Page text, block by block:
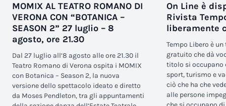
MOMIX AL TEATRO ROMANO DI
VERONA CON “BOTANICA –
SEASON 2” 27 luglio – 8
agosto, ore 21.30
Dal 27 luglio all’8 agosto alle ore 21.30 il
Teatro Romano di Verona ospita i MOMIX
con Botanica – Season 2, la nuova
versione dello spettacolo ideato e diretto
da Moses Pendleton, tra gli appuntamenti
On Line è
Rivista
liberamente
Tempo Libero è
gratuito che dà
titolo si occupano
sport, turismo e
ciò che ha che
alle persone